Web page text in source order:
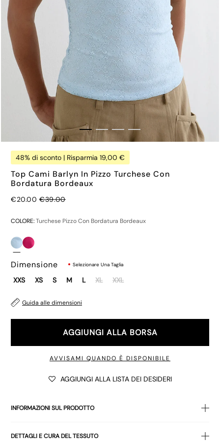
48% di sconto | Risparmia 19,00 €
Top Cami Barlyn In Pizzo Turchese Con
Bordatura Bordeaux
€20.00Prezzo normale
€39.00
COLORE:Turchese Pizzo Con Bordatura Bordeaux
Dimensione Selezionare Una Taglia
XXS XS S M L XL XXL
Guida alle dimensioni
AGGIUNGI ALLA BORSA
AVVISAMI QUANDO È DISPONIBILE
AGGIUNGI ALLA LISTA DEI DESIDERI
INFORMAZIONI SUL PRODOTTO
sottili, orlo di lunghezza standard e scollo arrotondato. Rifinito
DETTAGLI E CURA DEL TESSUTO